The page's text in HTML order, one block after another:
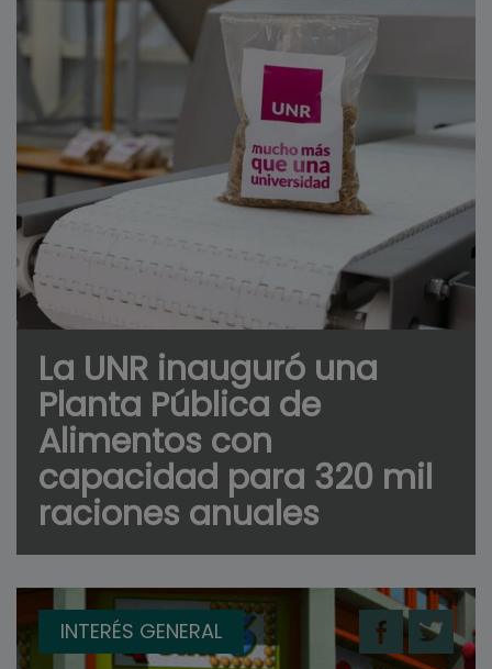
La UNR inauguró una
Planta Pública de
Alimentos con
capacidad para 320 mil
raciones anuales
INTERÉS GENERAL